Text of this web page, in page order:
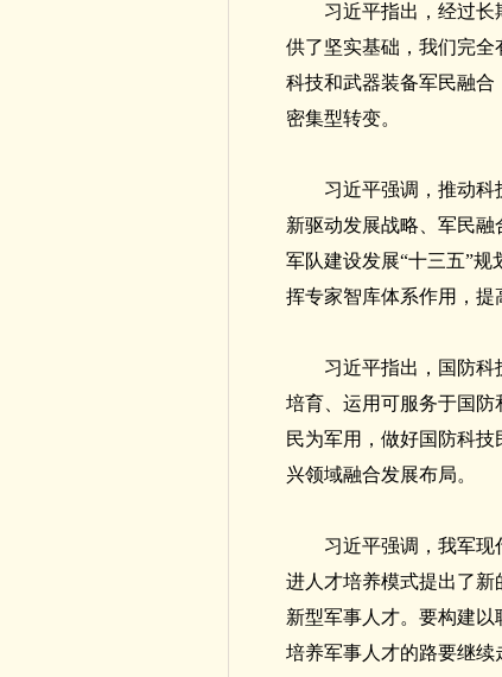
习近平指出，经过
供了坚实基础，我们完
科技和武器装备军民融
密集型转变。
习近平强调，推动
新驱动发展战略、军民
军队建设发展“十三五”
挥专家智库体系作用，提
习近平指出，国防科
培育、运用可服务于国
民为军用，做好国防科
兴领域融合发展布局。
习近平强调，我军
进人才培养模式提出了
新型军事人才。要构建
培养军事人才的路要继